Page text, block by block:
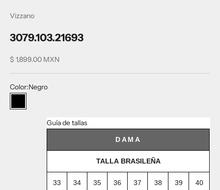
Vizzano
3079.103.21693
Precio de oferta
$ 1,899.00 MXN
Color:Negro
Negro
Guía de tallas
DAMA
TALLA BRASILEÑA
33 34 35 36 37 38 39 40